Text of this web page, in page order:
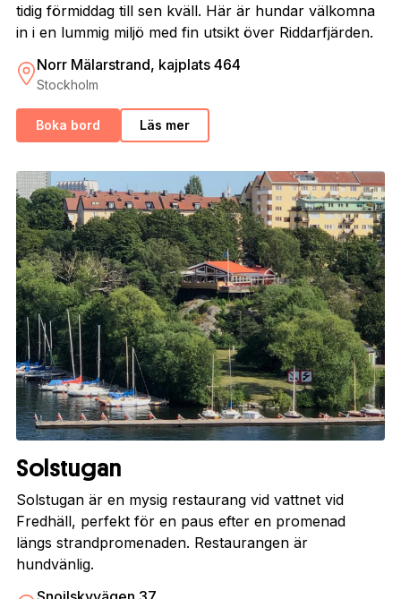
tidig förmiddag till sen kväll. Här är hundar välkomna
in i en lummig miljö med fin utsikt över Riddarfjärden.
Norr Mälarstrand, kajplats 464
Stockholm
Boka bord Läs mer
Solstugan
Solstugan är en mysig restaurang vid vattnet vid
Fredhäll, perfekt för en paus efter en promenad
längs strandpromenaden. Restaurangen är
hundvänlig.